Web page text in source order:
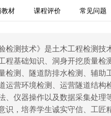
教材 课程评价 常见问题
检测技术》是土木工程检测
程基础知识、洞身开挖质量
检测、隧道防排水检测、辅
运营环境检测、运营隧道结构
、仪器操作以及数据采集处理
识，培养学生诚实守信、工匠